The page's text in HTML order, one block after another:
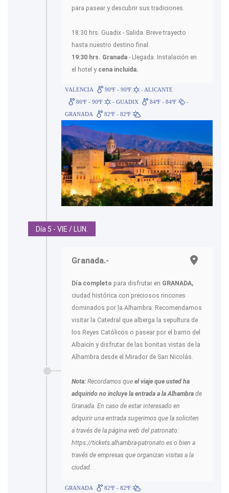
para pasear y descubrir sus tradiciones.
18:30 hrs. Guadix - Salida. Breve trayecto
hasta nuestro destino final.
19:30 hrs. Granada - Llegada. Instalación en
el hotel y cena incluida.
VALENCIA 90ºF - 90ºF
- ALICANTE
86ºF - 90ºF
- GUADIX 84ºF - 84ºF
-
GRANADA
82ºF - 82ºF
Día 5 - VIE / LUN.
Granada.-
Día completo para disfrutar en GRANADA,
ciudad histórica con preciosos rincones
dominados por la Alhambra. Recomendamos
visitar la Catedral que alberga la sepultura de
los Reyes Católicos o pasear por el barrio del
Albaicín y disfrutar de las bonitas vistas de la
Alhambra desde el Mirador de San Nicolás.
Nota: Recordamos que el viaje que usted ha
adquirido no incluye la entrada a la Alhambra de
Granada. En caso de estar interesado en
adquirir una entrada sugerimos que la soliciten
a través de la página web del patronato:
https://tickets.alhambra-patronato.es o bien a
través de empresas que organizan visitas a la
ciudad.
GRANADA 82ºF - 82ºF